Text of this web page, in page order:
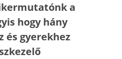
a
hogy hány
és gyerekhez